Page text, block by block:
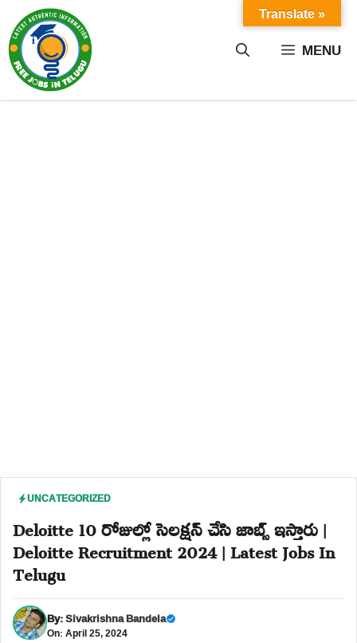
content MENU
UNCATEGORIZED
Deloitte 10 రోజుల్లో సెలక్షన్ చేసి జాబ్స్ ఇస్తారు |
Deloitte Recruitment 2024 | Latest Jobs In
Telugu
By:Sivakrishna Bandela
On: April 25, 2024
Translate »